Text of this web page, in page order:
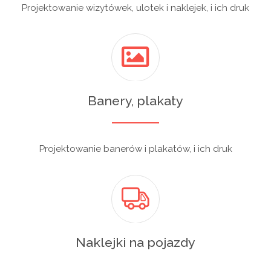
Projektowanie wizytówek, ulotek i naklejek, i ich druk
Banery, plakaty
Projektowanie banerów i plakatów, i ich druk
Naklejki na pojazdy